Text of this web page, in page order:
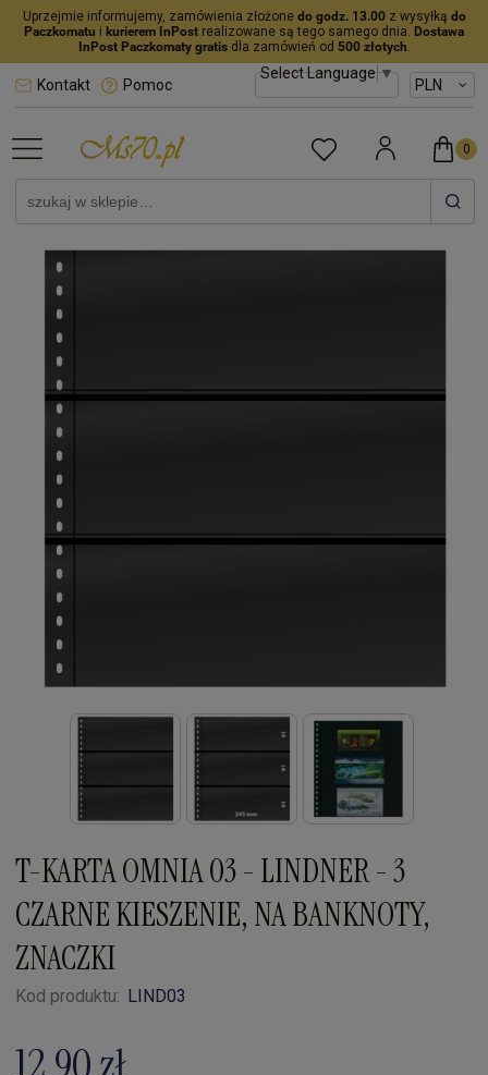
Uprzejmie informujemy, zamówienia złożone do godz. 13.00z wysyłką do
Paczkomatu i kurierem InPost realizowane są tego samego dnia. Dostawa
InPost Paczkomaty gratisdla zamówień od 500 złotych.
Select Language▼
Kontakt Pomoc
T-KARTA OMNIA 03 - LINDNER - 3
CZARNE KIESZENIE, NA BANKNOTY,
ZNACZKI
Kod produktu: LIND03